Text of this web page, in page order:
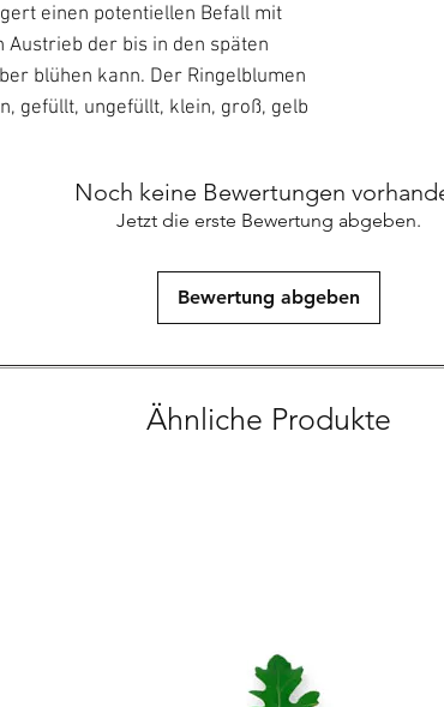
einen potentiellen Befall mit
der bis in den späten
blühen kann. Der Ringelblumen
gefüllt, ungefüllt, klein, groß, gelb
Noch keine Bewertungen
Jetzt die erste Bewertung abgeben.
Bewertung abgeben
Ähnliche Produkte